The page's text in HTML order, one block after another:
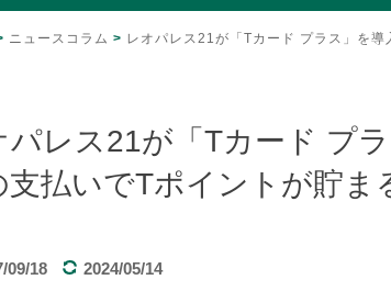
ニュースコラム > レオパレス21が「Tカード プラス」を導
パレス21が「Tカード プ
支払いでTポイントが貯ま
09/18 2024/05/14